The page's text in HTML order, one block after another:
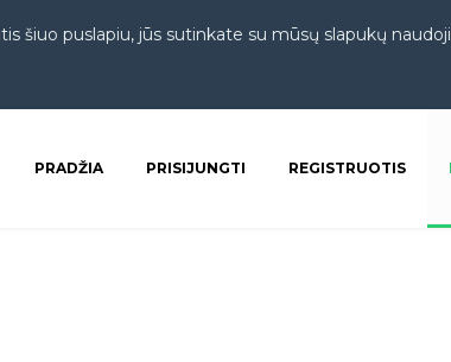
šiuo puslapiu, jūs sutinkate su mūsų slapukų
PRADŽIA PRISIJUNGTI REGISTRUOTIS